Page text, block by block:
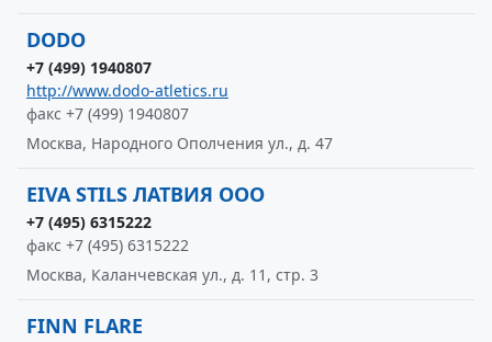
DODO
+7 (499) 1940807
http://www.dodo-atletics.ru
факс +7 (499) 1940807
Москва, Народного Ополчения ул., д. 47
EIVA STILS ЛАТВИЯ ООО
+7 (495) 6315222
факс +7 (495) 6315222
Москва, Каланчевская ул., д. 11, стр. 3
FINN FLARE